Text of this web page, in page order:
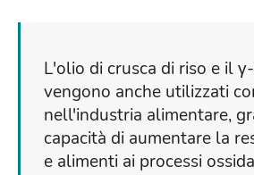
L'olio di crusca di riso e il
vengono anche utilizzati
nell'industria alimentare,
capacità di aumentare la
e alimenti ai processi